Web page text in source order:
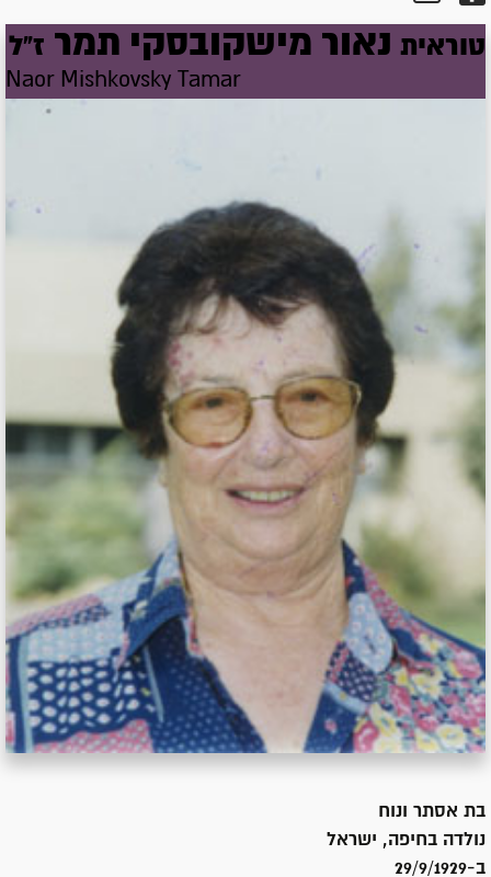
טוראית נאור מישקובסקי תמר ז"ל
Naor Mishkovsky Tamar
בת אסתר ונוח
נולדה בחיפה, ישראל
ב-29/9/1929